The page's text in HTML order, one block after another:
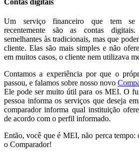
Contas digitais
Um serviço financeiro que tem se
recentemente são as contas
semelhantes às tradicionais, mas que
cliente. Elas são mais simples e não
em muitos casos, o cliente nem utilizava
Contamos a experiência por que o
passou, e falamos sobre nosso novo
Ele pode ser muito útil para os MEI. O
pessoa informa os serviços que deseja
comparador informa qual instituição
de acordo com o perfil informado.
Então, você que é MEI, não perca tempo:
o Comparador!